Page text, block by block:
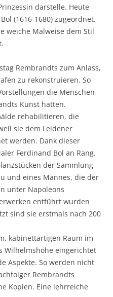
darstelle. Heute
(1616-1680) zugeordnet.
weiche Malweise dem Stil
Rembrandts zum Anlass,
zu rekonstruieren. So
die Menschen
Kunst hatten.
rehabilitieren, die
sie dem Leidener
werden. Dank dieser
Ferdinand Bol an Rang.
der Sammlung
und eines Mannes, die der
unter Napoleons
entführt wurden
sind sie erstmals nach 200
kabinettartigen Raum im
Wilhelmshöhe eingerichtet
Aspekte. So werden nicht
Rembrandts
Kopien. Eine lehrreiche